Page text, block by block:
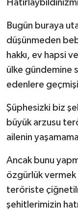
Bugün buraya
düşünmeden
hakkı, ev hapsi
ülke gündemine
edenlere
Şüphesizki biz
büyük arzusu
ailenin
Ancak bunu
özgürlük
teröriste
şehitlerimizin